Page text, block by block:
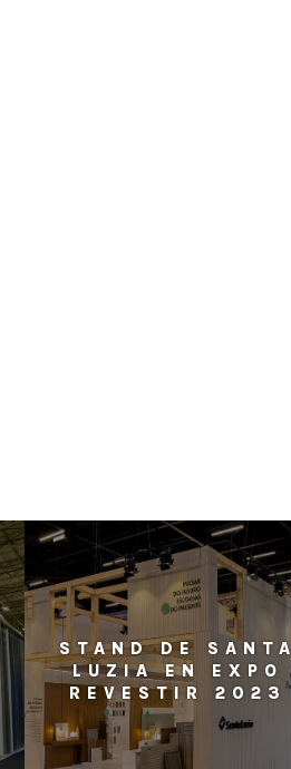
STAND DE SANTA
LUZIA EN EXPO
REVESTIR 2023